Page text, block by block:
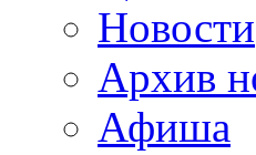
Новости
Архив
Афиша